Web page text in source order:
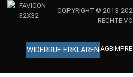
COPYRIGHT © 2013-
RECHTE
WIDERRUF ERKLÄREN AGB